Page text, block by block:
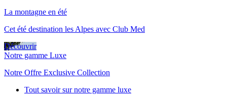
La montagne en été
Cet été destination les Alpes avec Club Med
Découvrir
Notre gamme Luxe
Notre Offre Exclusive Collection
Tout savoir sur notre gamme luxe